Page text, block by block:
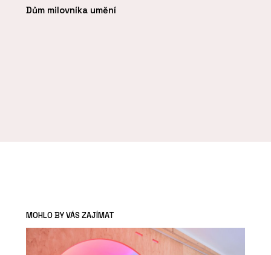
Dům milovníka umění
MOHLO BY VÁS ZAJÍMAT